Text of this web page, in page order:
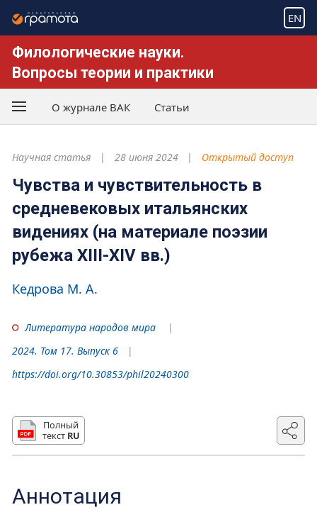
EN
Филологические науки.
Вопросы теории и практики
О журнале ВАК Статьи
Научная статья 28 июня 2024 Открытый доступ
Чувства и чувствительность в
средневековых итальянских
видениях (на материале поэзии
рубежа XIII-XIV вв.)
Кедрова М. А.
Литература народов мира
2024. Том 17. Выпуск 6
https://doi.org/10.30853/phil20240300
Полный
текст RU
Аннотация